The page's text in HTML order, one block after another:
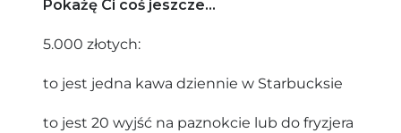
Pokażę Ci coś jeszcze…
5.000 złotych:
to jest jedna kawa dziennie w Starbucksie
to jest 20 wyjść na paznokcie lub do fryzjera